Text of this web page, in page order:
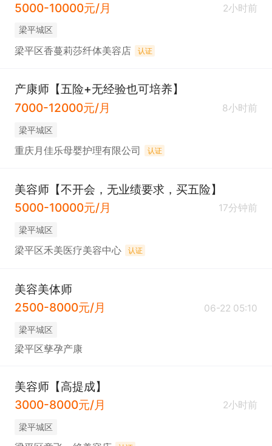
5000-10000元/月
2小时前
梁平城区
梁平区香蔓莉莎纤体美容店 认证
产康师【五险+无经验也可培养】
7000-12000元/月
8小时前
梁平城区
重庆月佳乐母婴护理有限公司 认证
美容师【不开会，无业绩要求，买五险】
5000-10000元/月
17分钟前
梁平城区
梁平区禾美医疗美容中心 认证
美容美体师
2500-8000元/月
06-22 05:10
梁平城区
梁平区孳孕产康
美容师【高提成】
3000-8000元/月
2小时前
梁平城区